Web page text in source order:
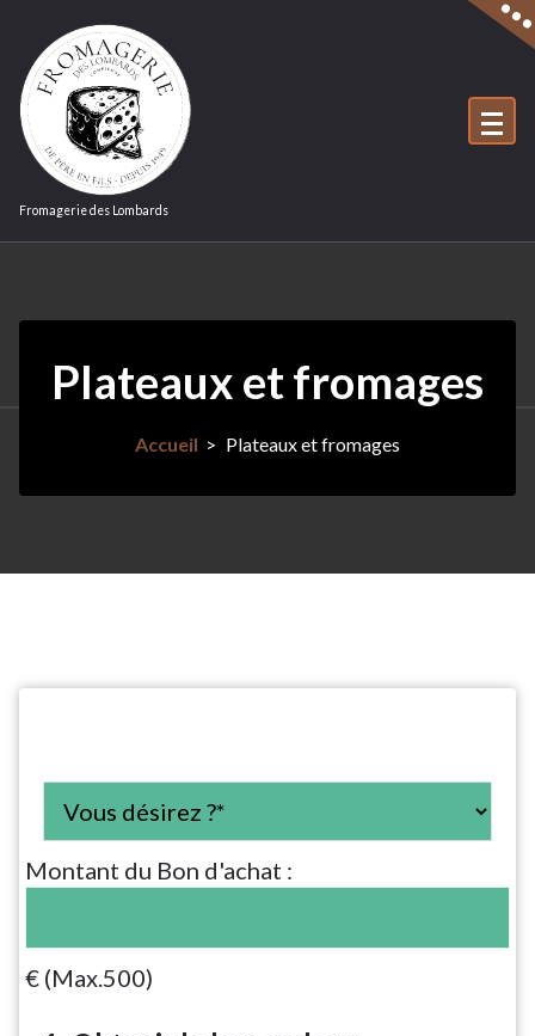
contenu
Fromagerie des Lombards
Plateaux et fromages
Accueil > Plateaux et fromages
Montant du Bon d'achat :
€ (Max.500)